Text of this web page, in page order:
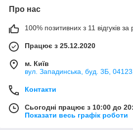
Про нас
100% позитивних з 11 відгуків за
Працює з 25.12.2020
м. Київ
вул. Западинська, буд. 3Б,
Контакти
Сьогодні працює з 10:00 до
Показати весь графік роботи